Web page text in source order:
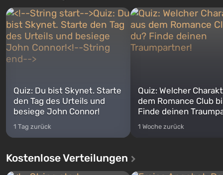
Quiz: Du bist Skynet. Starte
den Tag des Urteils und
besiege John Connor!
1 Tag zurück
Quiz: Welcher
dem Romance Club
Finde deinen
1 Woche zurück
Kostenlose Verteilungen